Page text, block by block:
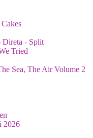
Direta - Split
Tried
Sea, The Air Volume 2
2026